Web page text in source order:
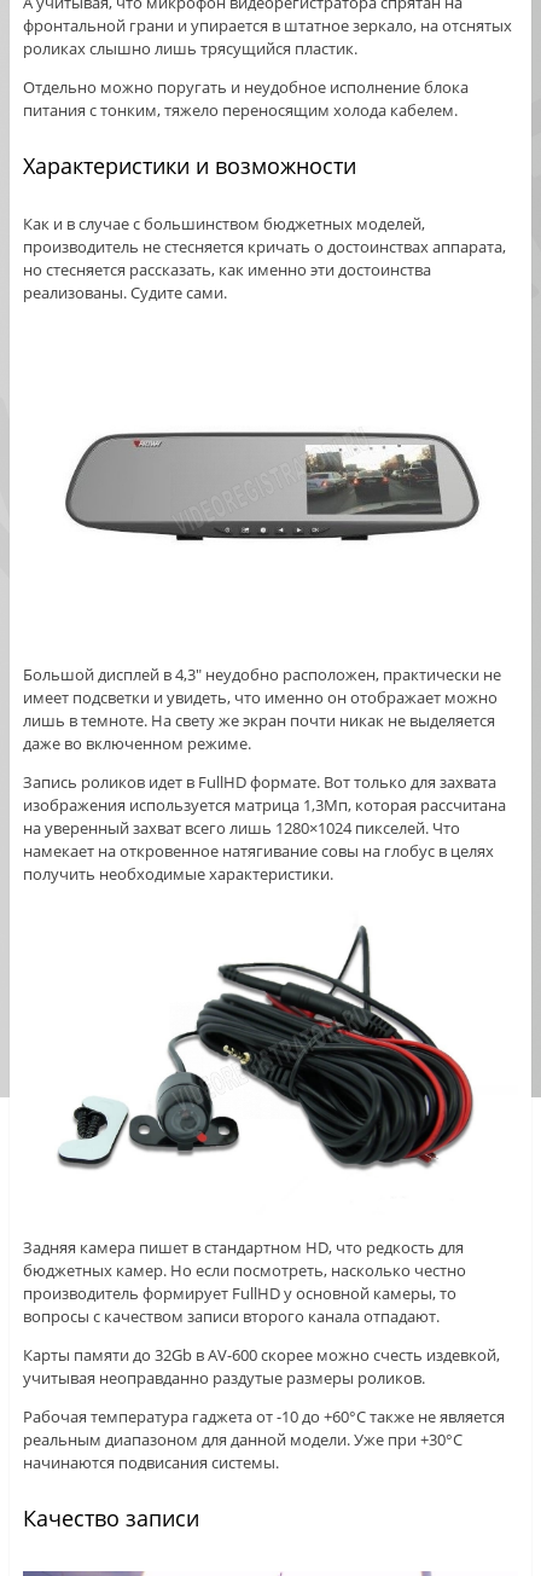
фронтальной грани и упирается в штатное зеркало, на отснятых
роликах слышно лишь трясущийся пластик.
Отдельно можно поругать и неудобное исполнение блока
питания с тонким, тяжело переносящим холода кабелем.
Характеристики и возможности
Как и в случае с большинством бюджетных моделей,
производитель не стесняется кричать о достоинствах аппарата,
но стесняется рассказать, как именно эти достоинства
реализованы. Судите сами.
Большой дисплей в 4,3″ неудобно расположен, практически не
имеет подсветки и увидеть, что именно он отображает можно
лишь в темноте. На свету же экран почти никак не выделяется
даже во включенном режиме.
Запись роликов идет в FullHD формате. Вот только для захвата
изображения используется матрица 1,3Мп, которая рассчитана
на уверенный захват всего лишь 1280×1024 пикселей. Что
намекает на откровенное натягивание совы на глобус в целях
получить необходимые характеристики.
Задняя камера пишет в стандартном HD, что редкость для
бюджетных камер. Но если посмотреть, насколько честно
производитель формирует FullHD у основной камеры, то
вопросы с качеством записи второго канала отпадают.
Карты памяти до 32Gb в AV-600 скорее можно счесть издевкой,
учитывая неоправданно раздутые размеры роликов.
Рабочая температура гаджета от -10 до +60°C также не является
реальным диапазоном для данной модели. Уже при +30°C
начинаются подвисания системы.
Качество записи